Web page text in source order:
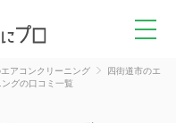
アコンクリーニング
四街道市のエ
グの口コミ一覧